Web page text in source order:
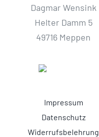
Dagmar Wensink
Helter Damm 5
49716 Meppen
Impressum
Datenschutz
Widerrufsbelehrung